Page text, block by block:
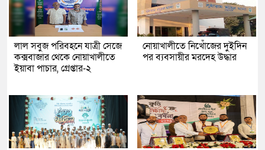
লাল সবুজ পরিবহনে যাত্রী সেজে
কক্সবাজার থেকে নোয়াখালীতে
ইয়াবা পাচার, গ্রেপ্তার-২
নোয়াখালীতে নিখোঁজের দুইদিন
পর ব্যবসায়ীর মরদেহ উদ্ধার